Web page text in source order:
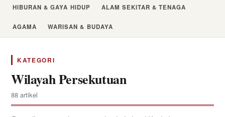
HIBURAN & GAYA HIDUP ALAM SEKITAR & TENAGA
AGAMA WARISAN & BUDAYA
KATEGORI
Wilayah Persekutuan
88 artikel